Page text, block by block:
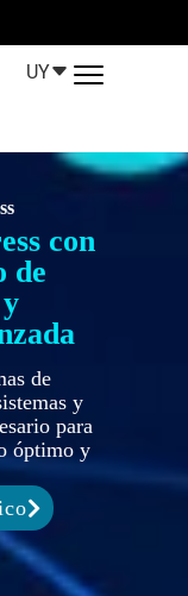
UY
con
de
de
y
para
óptimo y